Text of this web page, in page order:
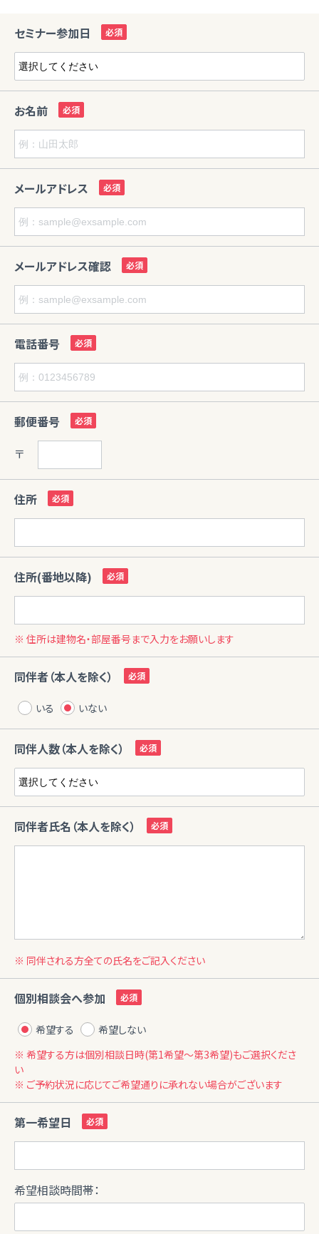
セミナー参加日
お名前
メールアドレス
メールアドレス確認
電話番号
郵便番号
〒
住所
住所(番地以降)
※ 住所は建物名・部屋番号まで入力をお願いします
同伴者（本人を除く）
いる いない
同伴人数（本人を除く）
同伴者氏名（本人を除く）
※ 同伴される方全ての氏名をご記入ください
個別相談会へ参加
希望する
希望しない
※ 希望する方は個別相談日時(第1希望〜第3希望)もご選択くださ
い
※ ご予約状況に応じてご希望通りに承れない場合がございます
第一希望日
希望相談時間帯：